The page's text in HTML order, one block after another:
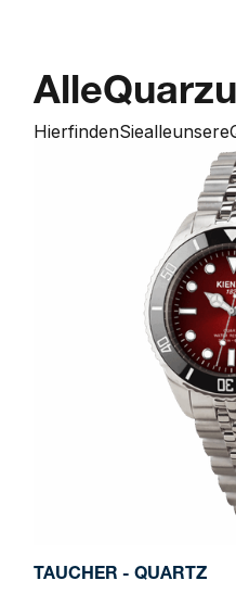
Alle
HierfindenSiealleunsere
TAUCHER - QUARTZ